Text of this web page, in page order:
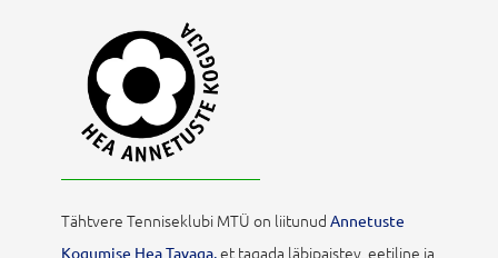
Tähtvere Tenniseklubi MTÜ on liitunud Annetuste
Kogumise Hea Tavaga,et tagada läbipaistev, eetiline ja